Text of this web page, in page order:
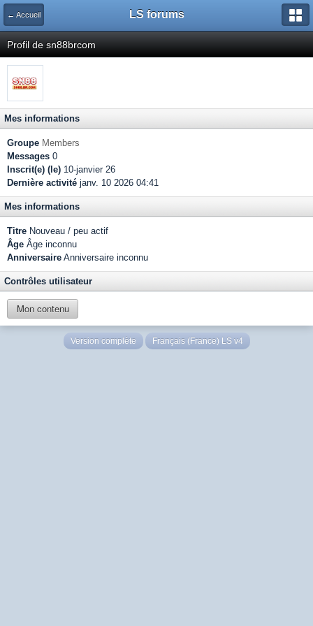
← Accueil LS forums
Profil de sn88brcom
Mes informations
Groupe Members
Messages 0
Inscrit(e) (le) 10-janvier 26
Dernière activité janv. 10 2026 04:41
Mes informations
Titre Nouveau / peu actif
Âge Âge inconnu
Anniversaire Anniversaire inconnu
Contrôles utilisateur
Mon contenu
Version complète Français (France) LS v4